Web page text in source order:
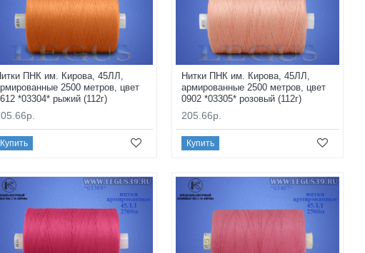
ПНК им. Кирова, 45ЛЛ,
2500 метров, цвет
*03304* рыжий (112г)
Купить
Нитки ПНК им. Кирова, 45ЛЛ,
армированные 2500 метров, цвет
0902 *03305* розовый (112г)
205.66р.
Купить